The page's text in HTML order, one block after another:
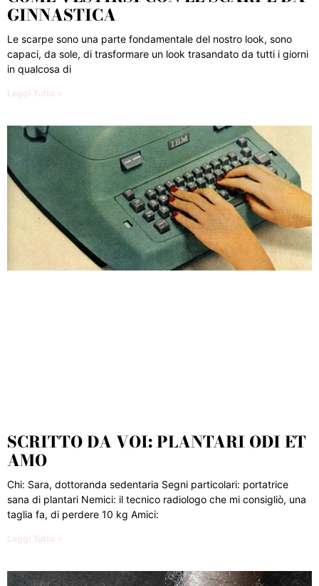
GINNASTICA
Le scarpe sono una parte fondamentale del nostro look, sono
capaci, da sole, di trasformare un look trasandato da tutti i giorni
in qualcosa di
Leggi Tutto »
SCRITTO DA VOI: PLANTARI ODI ET
AMO
Chi: Sara, dottoranda sedentaria Segni particolari: portatrice
sana di plantari Nemici: il tecnico radiologo che mi consigliò, una
taglia fa, di perdere 10 kg Amici:
Leggi Tutto »